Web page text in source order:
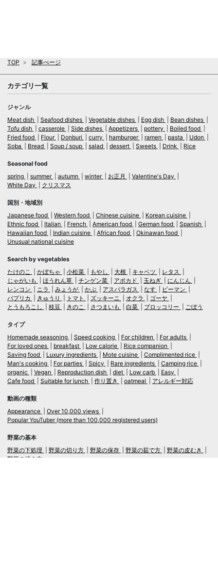
TOP 記事ぺージ
カテゴリ一覧
ジャンル
Meat dish
Seafood dishes Vegetable dishes Egg dish
Bean dishes
Tofu dish
casserole Side dishes Appetizers pottery
Boiled food
Fried food
Flour Donburi curry hamburger ramen pasta
Udon
Soba
Bread Soup / soup salad dessert Sweets Drink Rice
Seasonal food
spring
summer autumn winter お正月
Valentine's Day
White Day
クリスマス
国別・地域別
Japanese food
Western food Chinese cuisine
Korean cuisine
Ethnic food
Italian French American food German food
Spanish
Hawaiian food
Indian cuisine African food
Okinawan food
Unusual national cuisine
Search by vegetables
たけのこ
かぼちゃ 小松菜 もやし 大根 キャベツ
レタス
じゃがいも
ほうれん草 チンゲン菜 アボカド 玉ねぎ
にんじん
レンコン
ニラ みょうが かぶ アスパラガス なす
ピーマン
パプリカ
きゅうり トマト ズッキーニ オクラ
ゴーヤ
とうもろこし
枝豆 きのこ さつまいも 白菜 ブロッコリー ごぼう
タイプ
Homemade seasoning
Speed cooking For children
For adults
For loved ones
breakfast Low calorie
Rice companion
Saving food
Luxury ingredients Mote cuisine
Complimented rice
Man's cooking
For parties Spicy Rare ingredients
Camping rice
organic
Vegan Reproduction dish diet Low carb
Easy
Cafe food
Suitable for lunch 作り置き oatmeal アレルギー対応
動画の種類
Appearance
Over 10,000 views
Popular YouTuber (more than 100,000 registered users)
野菜の基本
野菜の下処理
野菜の切り方 野菜の保存 野菜の茹で方
野菜の皮むき
野菜の焼き方